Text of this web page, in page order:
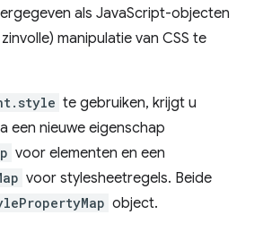
als JavaScript-objecten
manipulatie van CSS te
te gebruiken, krijgt u
een nieuwe eigenschap
voor elementen en een
voor stylesheetregels. Beide
object.